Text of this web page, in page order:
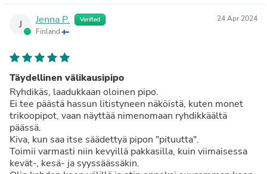
J Jenna P. Verified
Finland
24 Apr 2024
Täydellinen välikausipipo
Ryhdikäs, laadukkaan oloinen pipo.
Ei tee päästä hassun litistyneen näköistä, kuten monet
trikoopipot, vaan näyttää nimenomaan ryhdikkäältä
päässä.
Kiva, kun saa itse säädettyä pipon "pituutta".
Toimii varmasti niin kevyillä pakkasilla, kuin viimaisessa
kevät-, kesä- ja syyssäässäkin.